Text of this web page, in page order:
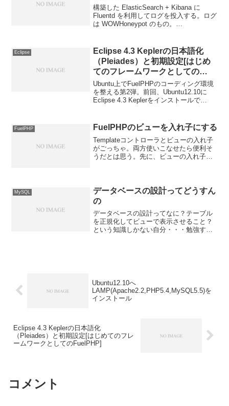
構築した ElasticSearch + Kibana に
Fluentd を利用してログを投入する。ログ
は WOWHoneypot のもの。
たい人は買うのを...
Eclipse
Eclipse 4.3 Keplerの日本語化
（Pleiades）と初期設定[はじめ
てのフレームワークとしての
FuelPHP]
Ubuntu上でFuelPHPのコーディング環境
を整える第2弾。前回、Ubuntu12.10に
Eclipse 4.3 Keplerをインストールで
FuelPHP...
FuelPHP FuelPHPのビューを入れ子にする
Templateコントローラとビューの入れ子
がごっちゃ。両方使いこなせたら便利そ
うだとは思う。先に、ビューの入れ子に
のパーツを別の...
MySQL
データベースの設計ってどうすん
の
データベースの設計ってなに？テーブル
を正規化してビューで表示させること？
という知識しかない自分・・・勉強す
Ubuntu12.10へ
LAMP(Apache2.2,PHP5.4,MySQL5.5)を
インストール
Eclipse 4.3 Keplerの日本語化
（Pleiades）と初期設定[はじめてのフレ
ームワークとしてのFuelPHP]
コメント